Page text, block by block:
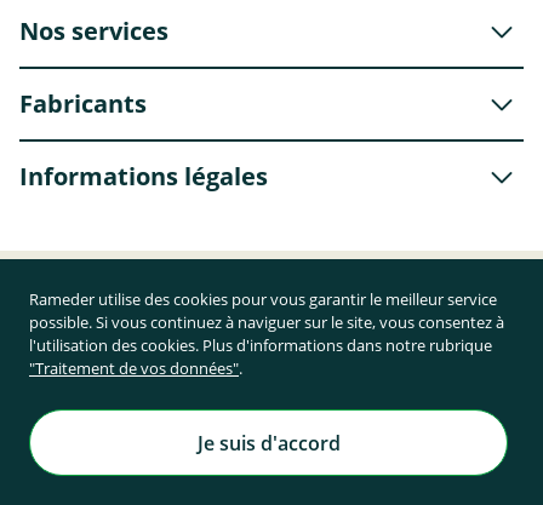
Nos services
Fabricants
Informations légales
Livraison avec
Rameder utilise des cookies pour vous garantir le meilleur service
possible. Si vous continuez à naviguer sur le site, vous consentez à
l'utilisation des cookies. Plus d'informations dans notre rubrique
"Traitement de vos données".
Je suis d'accord